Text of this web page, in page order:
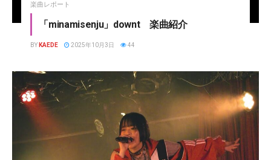
楽曲レポート
「minamisenju」downt 楽曲紹介
BY KAEDE 2025年10月3日 44